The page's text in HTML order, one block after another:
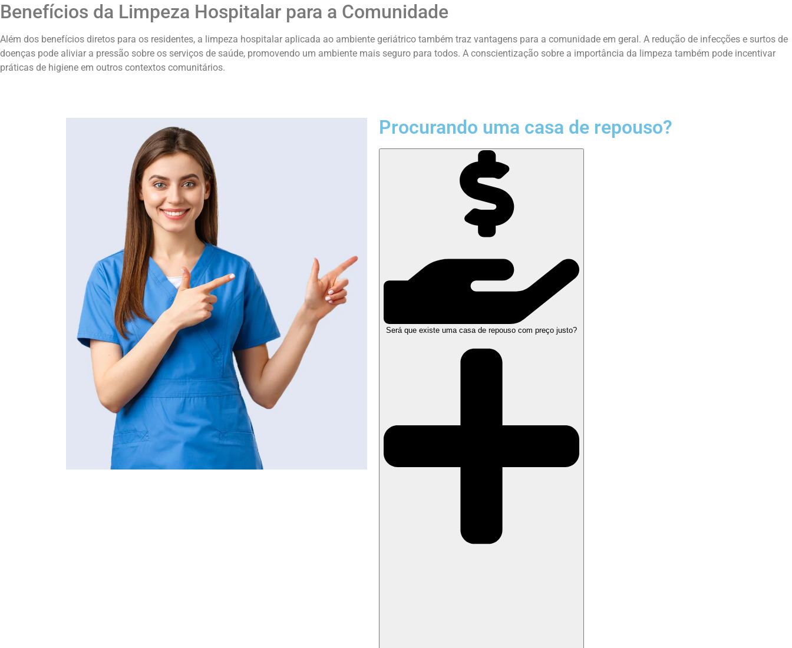
Benefícios da Limpeza Hospitalar para a Comunidade
Além dos benefícios diretos para os residentes, a limpeza hospitalar aplicada ao ambiente geriátrico também traz vantagens para a comunidade em geral. A redução de infecções e surtos de
doenças pode aliviar a pressão sobre os serviços de saúde, promovendo um ambiente mais seguro para todos. A conscientização sobre a importância da limpeza também pode incentivar
práticas de higiene em outros contextos comunitários.
Procurando uma casa de repouso?
Será que existe uma casa de repouso com preço justo?